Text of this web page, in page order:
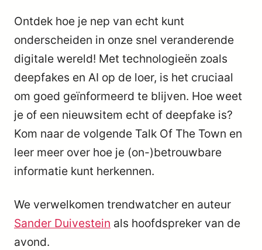
Ontdek hoe je nep van echt kunt
onderscheiden in onze snel veranderende
digitale wereld! Met technologieën zoals
deepfakes en AI op de loer, is het cruciaal
om goed geïnformeerd te blijven. Hoe weet
je of een nieuwsitem echt of deepfake is?
Kom naar de volgende Talk Of The Town en
leer meer over hoe je (on-)betrouwbare
informatie kunt herkennen.
We verwelkomen trendwatcher en auteur
Sander Duivestein als hoofdspreker van de
avond.